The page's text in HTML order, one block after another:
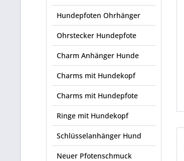
Hundepfoten Ohrhänger
Ohrstecker Hundepfote
Charm Anhänger Hunde
Charms mit Hundekopf
Charms mit Hundepfote
Ringe mit Hundekopf
Schlüsselanhänger Hund
Neuer Pfotenschmuck